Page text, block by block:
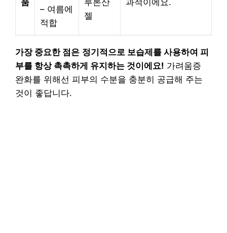
품
– 여름에
적합
루론산
젤
과적이에요.
가장 중요한 점은 정기적으로 보습제를 사용하여 피
부를 항상 촉촉하게 유지하는 것이에요! 가려움증
완화를 위해선 피부의 수분을 충분히 공급해 주는
것이 좋답니다.